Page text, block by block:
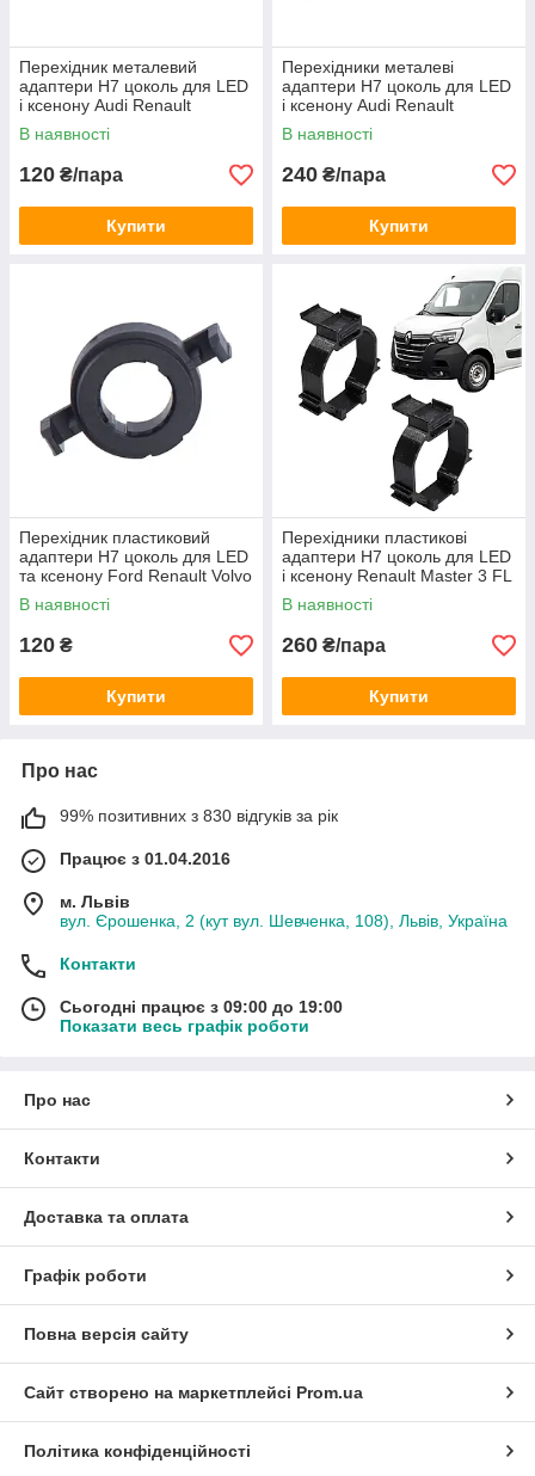
Перехідник металевий
адаптери H7 цоколь для LED
і ксенону Audi Renault
(150034)
В наявності
120 ₴/пара
Купити
Перехідники металеві
адаптери H7 цоколь для LED
і ксенону Audi Renault
(150034)
В наявності
240 ₴/пара
Купити
Перехідник пластиковий
адаптери H7 цоколь для LED
та ксенону Ford Renault Volvo
(150040)
В наявності
120 ₴
Купити
Перехідники пластикові
адаптери H7 цоколь для LED
і ксенону Renault Master 3 FL
2019-2024 (150043)
В наявності
260 ₴/пара
Купити
Про нас
99% позитивних з 830 відгуків за рік
Працює з 01.04.2016
м. Львів
вул. Єрошенка, 2 (кут вул. Шевченка, 108), Львів, Україна
Контакти
Сьогодні працює з 09:00 до 19:00
Показати весь графік роботи
Про нас
Контакти
Доставка та оплата
Графік роботи
Повна версія сайту
Сайт створено на маркетплейсі Prom.ua
Політика конфіденційності